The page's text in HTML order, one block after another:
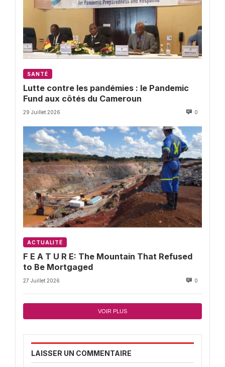
SANTÉ
Lutte contre les pandémies : le Pandemic
Fund aux côtés du Cameroun
29 Juillet 2026 0
ACTUALITÉ
F E A T U R E: The Mountain That Refused
to Be Mortgaged
27 Juillet 2026 0
VOIR PLUS
LAISSER UN COMMENTAIRE